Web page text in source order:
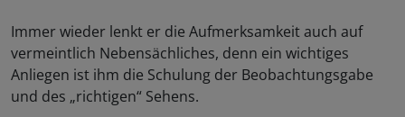
Immer wieder lenkt er die Aufmerksamkeit auch auf
vermeintlich Nebensächliches, denn ein wichtiges
Anliegen ist ihm die Schulung der Beobachtungsgabe
und des „richtigen“ Sehens.